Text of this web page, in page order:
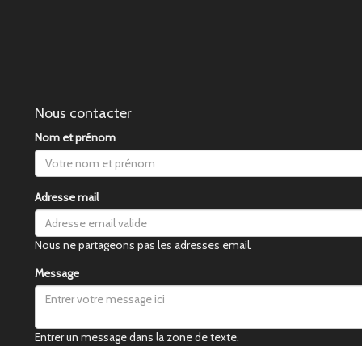
Nous contacter
Nom et prénom
Adresse mail
Nous ne partageons pas les adresses email.
Message
Entrer un message dans la zone de texte.